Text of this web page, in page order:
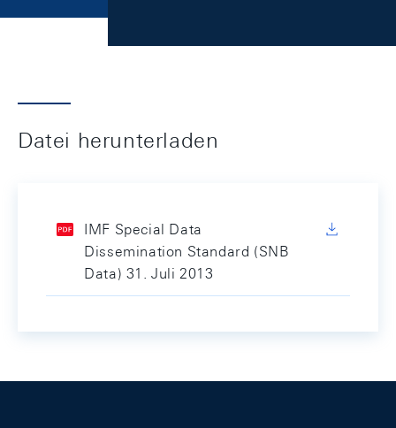
Datei herunterladen
IMF Special Data
Dissemination Standard (SNB
Data) 31. Juli 2013